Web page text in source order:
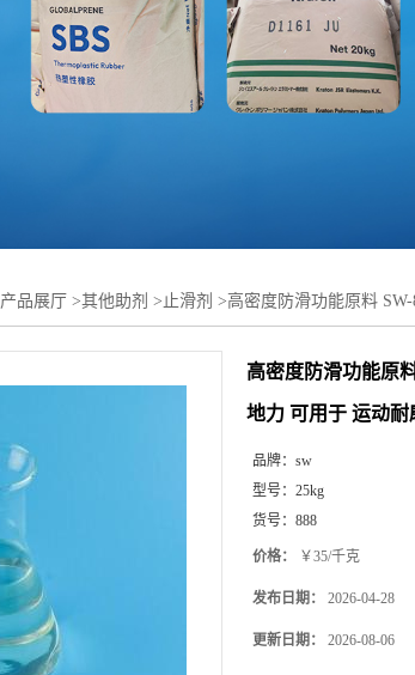
产品展厅 >其他助剂 > 止滑剂 >高密度防滑功能原料
高密度防滑功能原
地力 可用于 运动耐
品牌： sw
型号： 25kg
货号： 888
价格： ￥35/千克
发布日期： 2026-04-28
更新日期： 2026-08-06